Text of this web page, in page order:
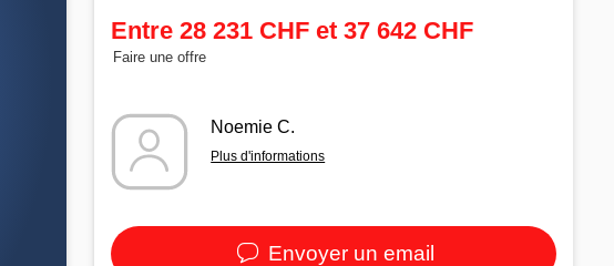
Entre 28 231 CHF et 37 642 CHF
Faire une offre
Noemie C.
Plus d'informations
Envoyer un email